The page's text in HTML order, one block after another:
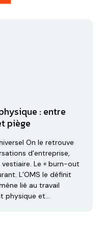
: entre
piège
On le retrouve
d’entreprise,
Le « burn-out
L’OMS le définit
lié au travail
physique et…